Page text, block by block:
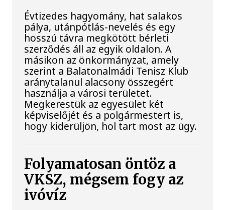
Évtizedes hagyomány, hat salakos
pálya, utánpótlás-nevelés és egy
hosszú távra megkötött bérleti
szerződés áll az egyik oldalon. A
másikon az önkormányzat, amely
szerint a Balatonalmádi Tenisz Klub
aránytalanul alacsony összegért
használja a városi területet.
Megkerestük az egyesület két
képviselőjét és a polgármestert is,
hogy kiderüljön, hol tart most az ügy.
Folyamatosan öntöz a
VKSZ, mégsem fogy az
ivóvíz